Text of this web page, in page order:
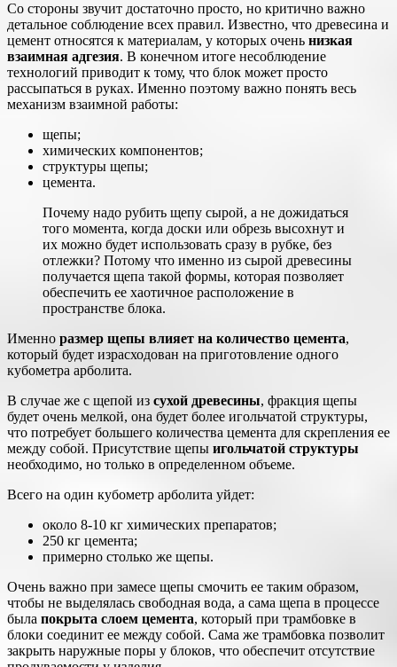
Со стороны звучит достаточно просто, но критично важно
детальное соблюдение всех правил. Известно, что древесина и
цемент относятся к материалам, у которых очень низкая
взаимная адгезия. В конечном итоге несоблюдение
технологий приводит к тому, что блок может просто
рассыпаться в руках. Именно поэтому важно понять весь
механизм взаимной работы:
щепы;
химических компонентов;
структуры щепы;
цемента.
Почему надо рубить щепу сырой, а не дожидаться
того момента, когда доски или обрезь высохнут и
их можно будет использовать сразу в рубке, без
отлежки? Потому что именно из сырой древесины
получается щепа такой формы, которая позволяет
обеспечить ее хаотичное расположение в
пространстве блока.
Именно размер щепы влияет на количество цемента,
который будет израсходован на приготовление одного
кубометра арболита.
В случае же с щепой из сухой древесины, фракция щепы
будет очень мелкой, она будет более игольчатой структуры,
что потребует большего количества цемента для скрепления ее
между собой. Присутствие щепы игольчатой структуры
необходимо, но только в определенном объеме.
Всего на один кубометр арболита уйдет:
около 8-10 кг химических препаратов;
250 кг цемента;
примерно столько же щепы.
Очень важно при замесе щепы смочить ее таким образом,
чтобы не выделялась свободная вода, а сама щепа в процессе
была покрыта слоем цемента, который при трамбовке в
блоки соединит ее между собой. Сама же трамбовка позволит
закрыть наружные поры у блоков, что обеспечит отсутствие